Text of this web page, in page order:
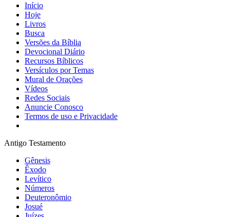
Início
Hoje
Livros
Busca
Versões da Bíblia
Devocional Diário
Recursos Bíblicos
Versículos por Temas
Mural de Orações
Vídeos
Redes Sociais
Anuncie Conosco
Termos de uso e Privacidade
Antigo Testamento
Gênesis
Êxodo
Levítico
Números
Deuteronômio
Josué